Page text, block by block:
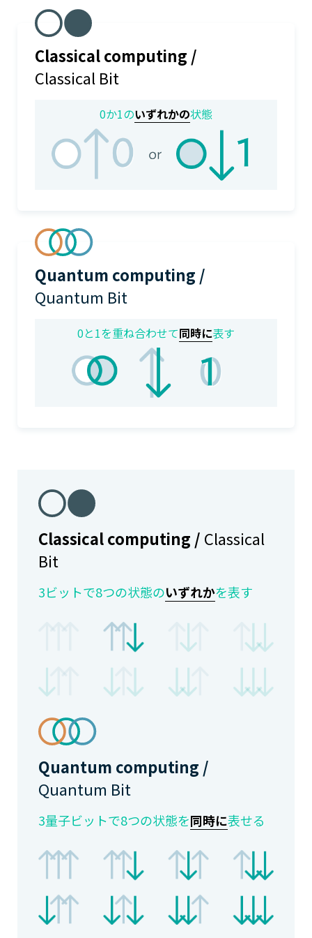
Classical computing /
Classical Bit
0か1のいずれかの状態
Quantum computing /
Quantum Bit
0と1を重ね合わせて同時に表す
Classical computing / Classical
Bit
3ビットで8つの状態のいずれかを表す
Quantum computing /
Quantum Bit
3量子ビットで8つの状態を同時に表せる